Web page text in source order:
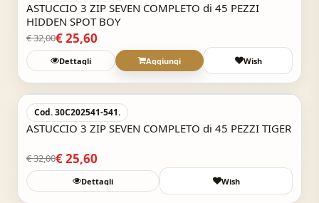
ASTUCCIO 3 ZIP SEVEN COMPLETO di 45 PEZZI
HIDDEN SPOT BOY
€ 32,00€ 25,60
Dettagli Aggiungi Wish
Acquisto Veloce
Cod. 30C202541-541.
ASTUCCIO 3 ZIP SEVEN COMPLETO di 45 PEZZI TIGER
€ 32,00€ 25,60
Dettagli Wish
Acquisto Veloce